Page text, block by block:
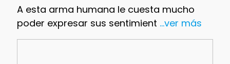
A esta arma humana le cuesta mucho
poder expresar sus sentimient ...ver más